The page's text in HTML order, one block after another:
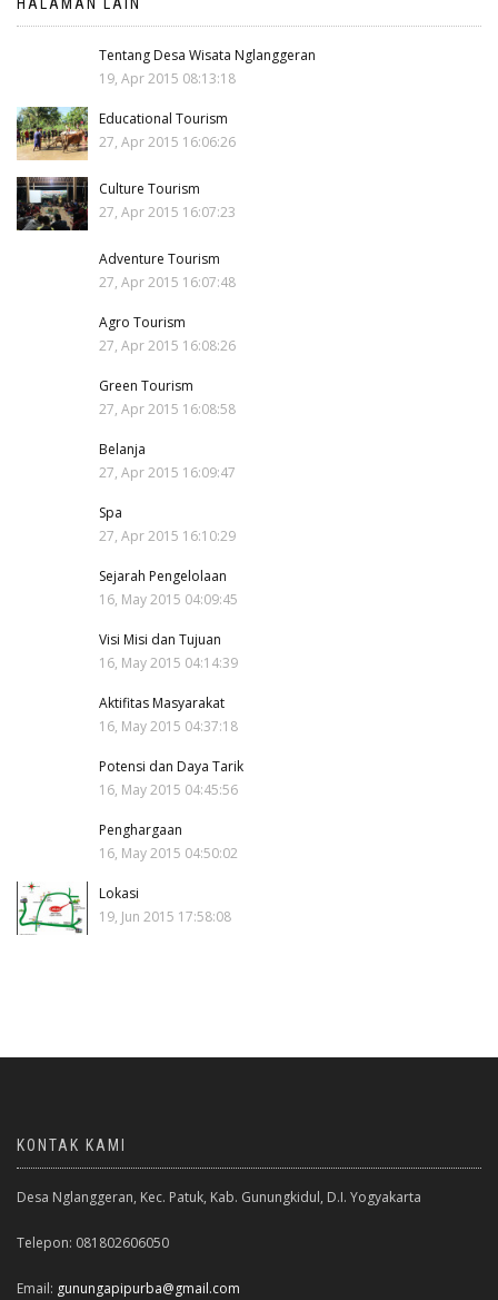
Tentang Desa Wisata Nglanggeran
19, Apr 2015 08:13:18
Educational Tourism
27, Apr 2015 16:06:26
Culture Tourism
27, Apr 2015 16:07:23
Adventure Tourism
27, Apr 2015 16:07:48
Agro Tourism
27, Apr 2015 16:08:26
Green Tourism
27, Apr 2015 16:08:58
Belanja
27, Apr 2015 16:09:47
Spa
27, Apr 2015 16:10:29
Sejarah Pengelolaan
16, May 2015 04:09:45
Visi Misi dan Tujuan
16, May 2015 04:14:39
Aktifitas Masyarakat
16, May 2015 04:37:18
Potensi dan Daya Tarik
16, May 2015 04:45:56
Penghargaan
16, May 2015 04:50:02
Lokasi
19, Jun 2015 17:58:08
KONTAK KAMI
Desa Nglanggeran, Kec. Patuk, Kab. Gunungkidul, D.I. Yogyakarta
Telepon: 081802606050
Email: gunungapipurba@gmail.com